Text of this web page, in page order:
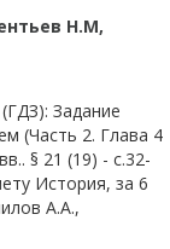
Н.М,
Задание
(Часть 2. Глава 4
§ 21 (19) - c.32-
История, за 6
А.А.,